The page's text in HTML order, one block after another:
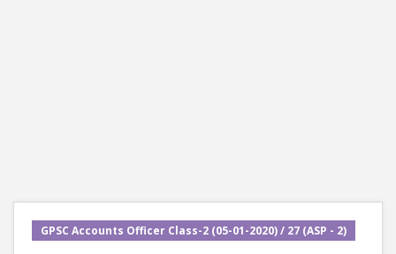
GPSC Accounts Officer Class-2 (05-01-2020) / 27 (ASP - 2)